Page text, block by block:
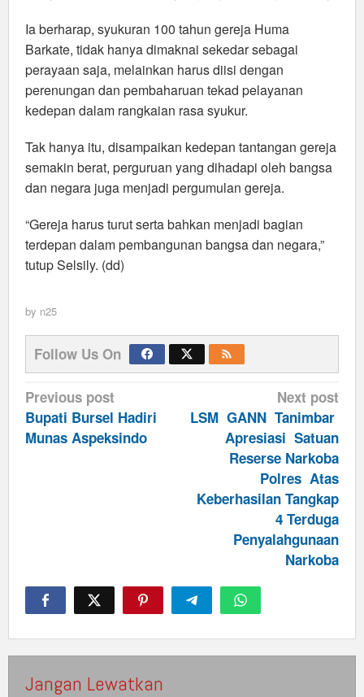
Ia berharap, syukuran 100 tahun gereja Huma
Barkate, tidak hanya dimaknai sekedar sebagai
perayaan saja, melainkan harus diisi dengan
perenungan dan pembaharuan tekad pelayanan
kedepan dalam rangkaian rasa syukur.
Tak hanya itu, disampaikan kedepan tantangan gereja
semakin berat, perguruan yang dihadapi oleh bangsa
dan negara juga menjadi pergumulan gereja.
“Gereja harus turut serta bahkan menjadi bagian
terdepan dalam pembangunan bangsa dan negara,”
tutup Selsily. (dd)
by n25
Follow Us On
Post
navigation
Previous post
Bupati Bursel Hadiri
Munas Aspeksindo
Next post
LSM GANN Tanimbar
Apresiasi Satuan
Reserse Narkoba
Polres Atas
Keberhasilan Tangkap
4 Terduga
Penyalahgunaan
Narkoba
Jangan Lewatkan